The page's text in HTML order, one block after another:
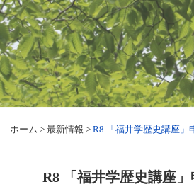
ホーム > 最新情報 > R8 「福井学歴史講座」
R8 「福井学歴史講座